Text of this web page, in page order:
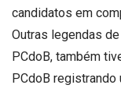
candidatos em
Outras legendas
PCdoB, também
PCdoB registrando